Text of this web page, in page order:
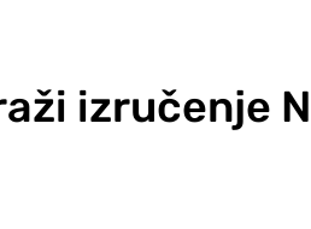
izručenje